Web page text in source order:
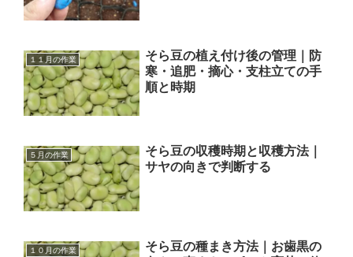
１１月の作業
そら豆の植え付け後の管理｜防
寒・追肥・摘心・支柱立ての手
順と時期
５月の作業
そら豆の収穫時期と収穫方法｜
サヤの向きで判断する
１０月の作業
そら豆の種まき方法｜お歯黒の